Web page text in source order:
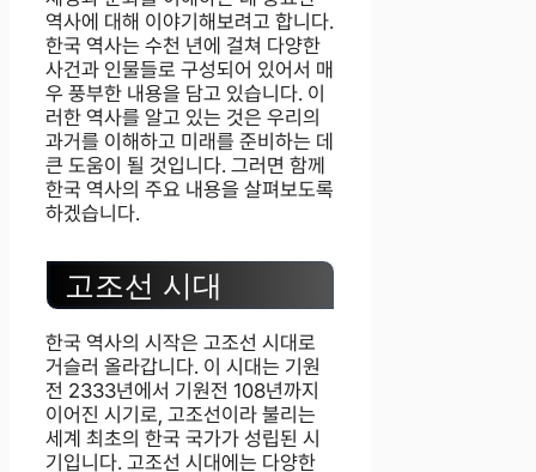
역사에 대해 이야기해보려고 합니다.
한국 역사는 수천 년에 걸쳐 다양한
사건과 인물들로 구성되어 있어서 매
우 풍부한 내용을 담고 있습니다. 이
러한 역사를 알고 있는 것은 우리의
과거를 이해하고 미래를 준비하는 데
큰 도움이 될 것입니다. 그러면 함께
한국 역사의 주요 내용을 살펴보도록
하겠습니다.
고조선 시대
한국 역사의 시작은 고조선 시대로
거슬러 올라갑니다. 이 시대는 기원
전 2333년에서 기원전 108년까지
이어진 시기로, 고조선이라 불리는
세계 최초의 한국 국가가 성립된 시
기입니다. 고조선 시대에는 다양한